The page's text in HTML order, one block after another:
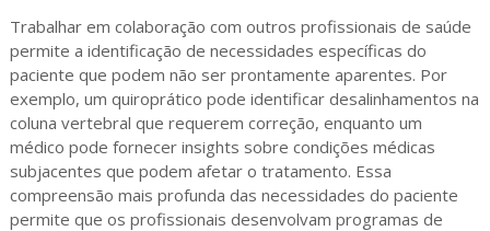
Trabalhar em colaboração com outros profissionais de saúde
permite a identificação de necessidades específicas do
paciente que podem não ser prontamente aparentes. Por
exemplo, um quiroprático pode identificar desalinhamentos na
coluna vertebral que requerem correção, enquanto um
médico pode fornecer insights sobre condições médicas
subjacentes que podem afetar o tratamento. Essa
compreensão mais profunda das necessidades do paciente
permite que os profissionais desenvolvam programas de